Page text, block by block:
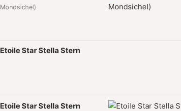
Mondsichel)
Etoile Star Stella Stern
Etoile Star Stella Stern